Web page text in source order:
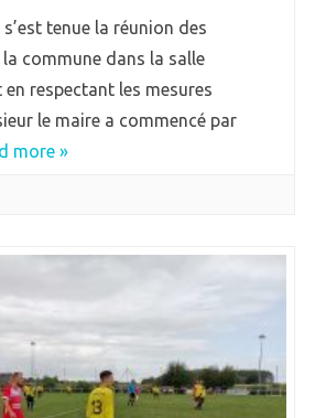
tenue la réunion des
commune dans la salle
respectant les mesures
le maire a commencé par
more »